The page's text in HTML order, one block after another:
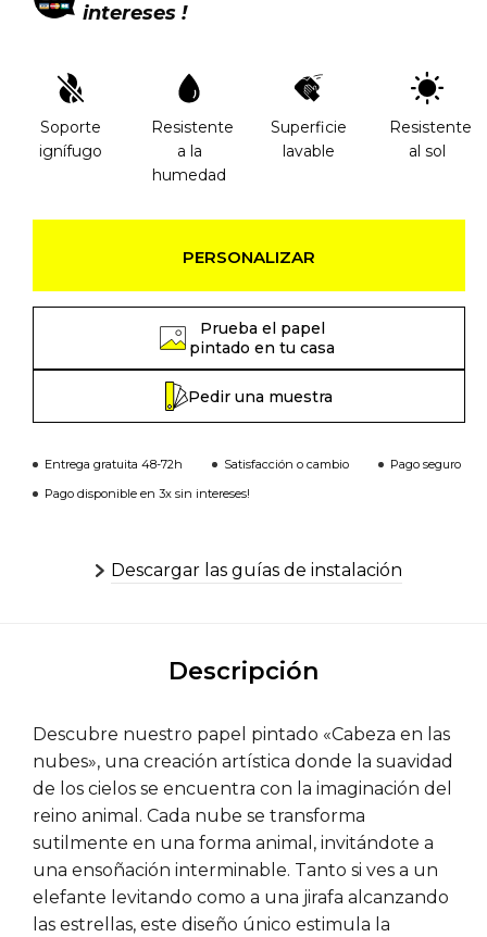
intereses !
Soporte
ignífugo
Resistente
a la
humedad
Superficie
lavable
Resistente
al sol
PERSONALIZAR
Prueba el papel
pintado en tu casa
Pedir una muestra
Entrega gratuita 48-72h Satisfacción o cambio
Pago seguro
Pago disponible en 3x sin intereses!
Descargar las guías de instalación
Descripción
Descubre nuestro papel pintado «Cabeza en las
nubes», una creación artística donde la suavidad
de los cielos se encuentra con la imaginación del
reino animal. Cada nube se transforma
sutilmente en una forma animal, invitándote a
una ensoñación interminable. Tanto si ves a un
elefante levitando como a una jirafa alcanzando
las estrellas, este diseño único estimula la